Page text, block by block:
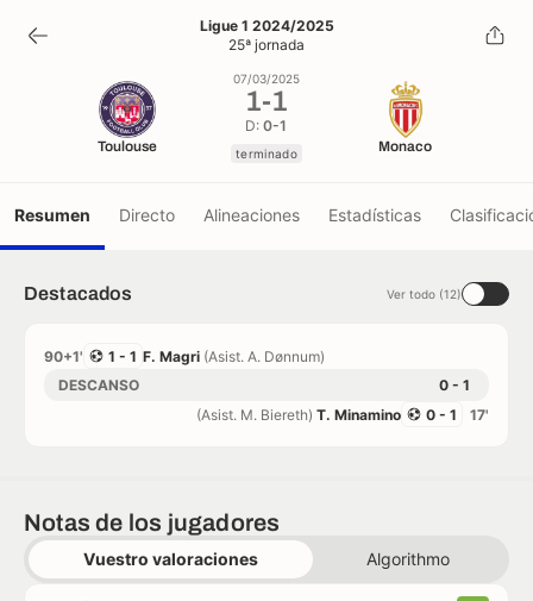
1-1
terminado
Ligue 1 2024/2025
25ª jornada
Toulouse
07/03/2025
1-1
D:0-1
terminado Monaco
Resumen Directo Alineaciones Estadísticas
Destacados Ver todo (12)
90+1' 1 - 1 F. Magri (Asist. A. Dønnum)
DESCANSO
0 - 1
17'
0 - 1
(Asist. M. Biereth) T. Minamino
Notas de los jugadores
Vuestro valoraciones Algorithmo